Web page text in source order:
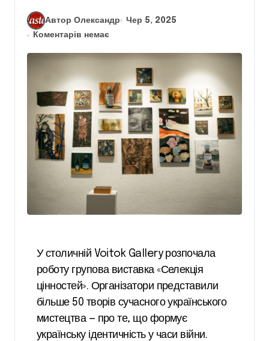
Автор Олександр
Чер 5, 2025
Коментарів немає
У столичній Voitok Gallery розпочала
роботу групова виставка «Селекція
цінностей». Організатори представили
більше 50 творів сучасного українського
мистецтва — про те, що формує
українську ідентичність у часи війни.